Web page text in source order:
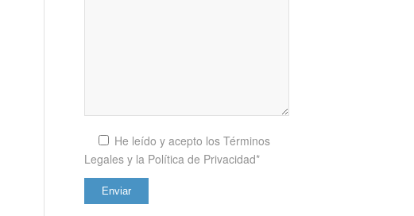
He leído y acepto los Términos
Legales y la Política de Privacidad*